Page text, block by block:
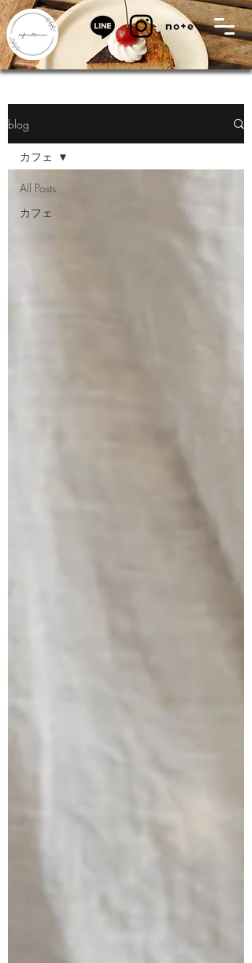
blog
All Posts
カフェ
カフェ